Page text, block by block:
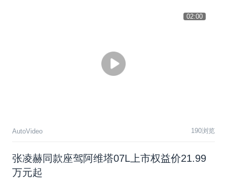
02:00
AutoVideo 190浏览
张凌赫同款座驾阿维塔07L上市权益价21.99
万元起